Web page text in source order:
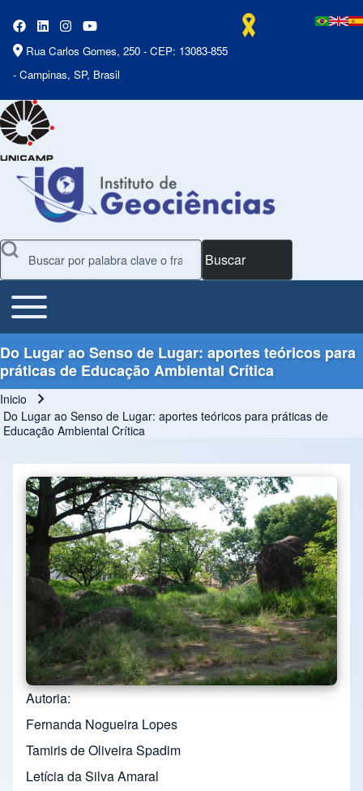
Rua Carlos Gomes, 250 - CEP: 13083-855
- Campinas, SP, Brasil
Buscar
Main Menu
Toggle main menu
Do Lugar ao Senso de Lugar: aportes teóricos para
práticas de Educação Ambiental Crítica
Ruta de navegación
Inicio
Do Lugar ao Senso de Lugar: aportes teóricos para práticas de
Educação Ambiental Crítica
Autoria
Fernanda Nogueira Lopes
Tamiris de Oliveira Spadim
Letícia da Silva Amaral